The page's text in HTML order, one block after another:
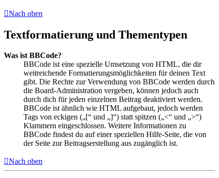
Nach oben
Textformatierung und Thementypen
Was ist BBCode?
BBCode ist eine spezielle Umsetzung von HTML, die dir
weitreichende Formatierungsmöglichkeiten für deinen Text
gibt. Die Rechte zur Verwendung von BBCode werden durch
die Board-Administration vergeben, können jedoch auch
durch dich für jeden einzelnen Beitrag deaktiviert werden.
BBCode ist ähnlich wie HTML aufgebaut, jedoch werden
Tags von eckigen („[“ und „]“) statt spitzen („<“ und „>“)
Klammern eingeschlossen. Weitere Informationen zu
BBCode findest du auf einer speziellen Hilfe-Seite, die von
der Seite zur Beitragserstellung aus zugänglich ist.
Nach oben